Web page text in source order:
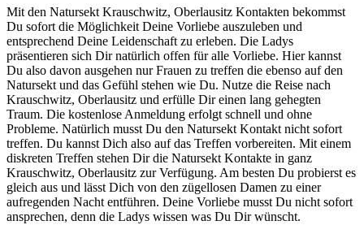
Mit den Natursekt Krauschwitz, Oberlausitz Kontakten bekommst
Du sofort die Möglichkeit Deine Vorliebe auszuleben und
entsprechend Deine Leidenschaft zu erleben. Die Ladys
präsentieren sich Dir natürlich offen für alle Vorliebe. Hier kannst
Du also davon ausgehen nur Frauen zu treffen die ebenso auf den
Natursekt und das Gefühl stehen wie Du. Nutze die Reise nach
Krauschwitz, Oberlausitz und erfülle Dir einen lang gehegten
Traum. Die kostenlose Anmeldung erfolgt schnell und ohne
Probleme. Natürlich musst Du den Natursekt Kontakt nicht sofort
treffen. Du kannst Dich also auf das Treffen vorbereiten. Mit einem
diskreten Treffen stehen Dir die Natursekt Kontakte in ganz
Krauschwitz, Oberlausitz zur Verfügung. Am besten Du probierst es
gleich aus und lässt Dich von den zügellosen Damen zu einer
aufregenden Nacht entführen. Deine Vorliebe musst Du nicht sofort
ansprechen, denn die Ladys wissen was Du Dir wünscht.